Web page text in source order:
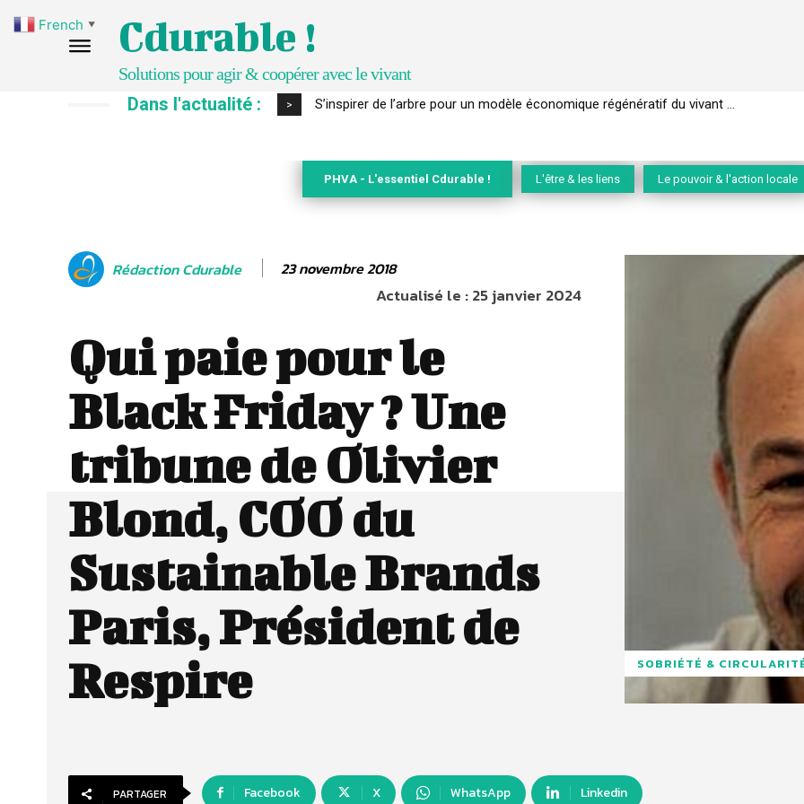
Cdurable !
Solutions pour agir & coopérer avec le vivant
Dans l'actualité : > IPBES : le « GIEC de la biodiversité » appelle les entreprises à devenir des alliées du
PHVA - L'essentiel Cdurable ! L'être & les liens Le pouvoir & l'action locale
Rédaction Cdurable 23 novembre 2018
Actualisé le :25 janvier 2024
Qui paie pour le
Black Friday ? Une
tribune de Olivier
Blond, COO du
Sustainable Brands
Paris, Président de
Respire
SOBRIÉTÉ &
PARTAGER Facebook X WhatsApp Linkedin
French ▼